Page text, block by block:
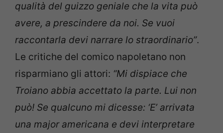
qualità del guizzo geniale che la vita può
avere, a prescindere da noi. Se vuoi
raccontarla devi narrare lo straordinario”.
Le critiche del comico napoletano non
risparmiano gli attori: “Mi dispiace che
Troiano abbia accettato la parte. Lui non
può! Se qualcuno mi dicesse: ‘E’ arrivata
una major americana e devi interpretare